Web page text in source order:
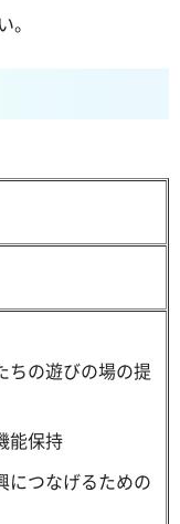
ちの遊びの場の提
能保持
につなげるための